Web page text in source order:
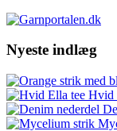
Nyeste indlæg
Hvid